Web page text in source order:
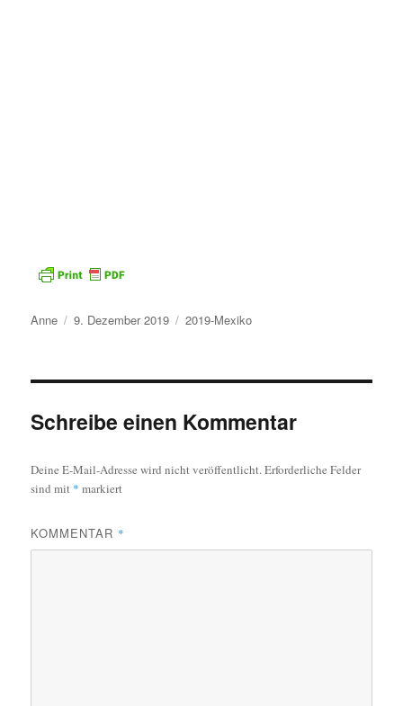
Autor
Anne
Veröffentlicht
9. Dezember 2019 Kategorien
2019-Mexiko
Schreibe einen Kommentar
Deine E-Mail-Adresse wird nicht veröffentlicht.Erforderliche Felder
sind mit * markiert
KOMMENTAR *